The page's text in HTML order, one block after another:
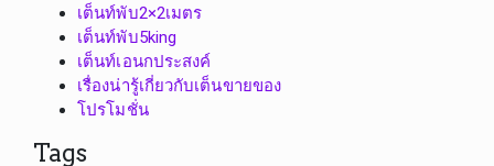
เต็นท์พับ2×2เมตร
เต็นท์พับ5king
เต็นท์เอนกประสงค์
เรื่องน่ารู้เกี่ยวกับเต็นขายของ
โปรโมชั่น
Tags